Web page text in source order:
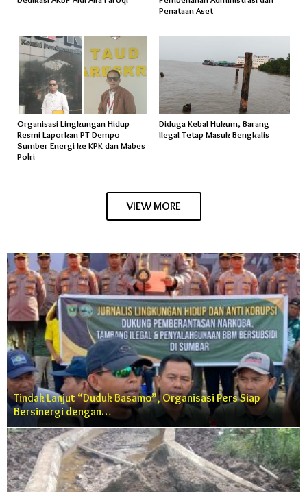
Penataan Aset
Organisasi Lingkungan Hidup
Resmi Laporkan PT Dempo
Sumber Energi ke KPK dan Mabes
Polri
Diduga Kebal Hukum, Barang
Ilegal Tetap Masuk Bengkalis
VIEW MORE
Tindak Lanjut “Duduk Basamo”, Organisasi Pers Siap
Bersinergi dengan…